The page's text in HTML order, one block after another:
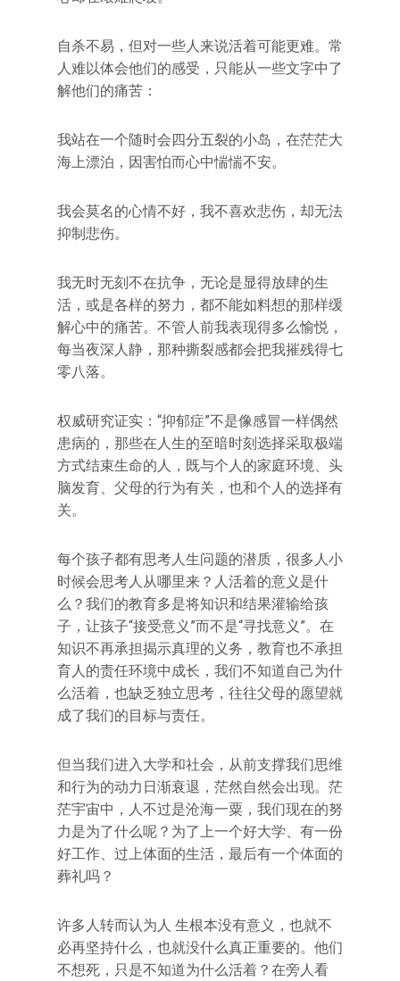
自杀不易，但对一些人来说活着可能更难。常
人难以体会他们的感受，只能从一些文字中了
解他们的痛苦：
我站在一个随时会四分五裂的小岛，在茫茫大
海上漂泊，因害怕而心中惴惴不安。
我会莫名的心情不好，我不喜欢悲伤，却无法
抑制悲伤。
我无时无刻不在抗争，无论是显得放肆的生
活，或是各样的努力，都不能如料想的那样缓
解心中的痛苦。不管人前我表现得多么愉悦，
每当夜深人静，那种撕裂感都会把我摧残得七
零八落。
权威研究证实：“抑郁症”不是像感冒一样偶然
患病的，那些在人生的至暗时刻选择采取极端
方式结束生命的人，既与个人的家庭环境、头
脑发育、父母的行为有关，也和个人的选择有
关。
每个孩子都有思考人生问题的潜质，很多人小
时候会思考人从哪里来？人活着的意义是什
么？我们的教育多是将知识和结果灌输给孩
子，让孩子“接受意义”而不是“寻找意义”。在
知识不再承担揭示真理的义务，教育也不承担
育人的责任环境中成长，我们不知道自己为什
么活着，也缺乏独立思考，往往父母的愿望就
成了我们的目标与责任。
但当我们进入大学和社会，从前支撑我们思维
和行为的动力日渐衰退，茫然自然会出现。茫
茫宇宙中，人不过是沧海一粟，我们现在的努
力是为了什么呢？为了上一个好大学、有一份
好工作、过上体面的生活，最后有一个体面的
葬礼吗？
许多人转而认为人 生根本没有意义，也就不
必再坚持什么，也就没什么真正重要的。他们
不想死，只是不知道为什么活着？在旁人看